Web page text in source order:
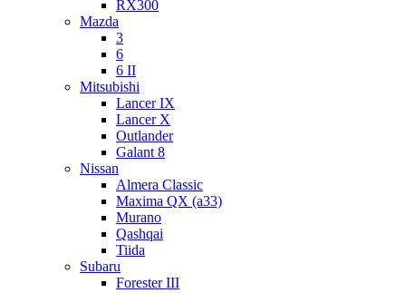
RX300
Mazda
3
6
6 II
Mitsubishi
Lancer IX
Lancer X
Outlander
Galant 8
Nissan
Almera Classic
Maxima QX (a33)
Murano
Qashqai
Tiida
Subaru
Forester III